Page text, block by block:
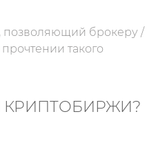
позволяющий брокеру /
такого
КРИПТОБИРЖИ?